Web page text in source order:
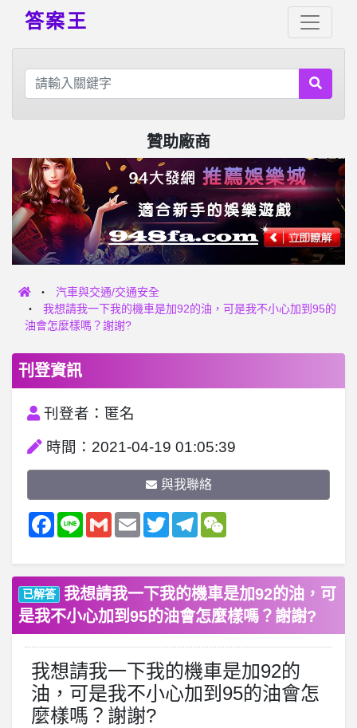
答案王
贊助廠商
汽車與交通/交通安全
我想請我一下我的機車是加92的油，可是我不小心加到95的
油會怎麼樣嗎？謝謝?
刊登資訊
刊登者：匿名
時間：2021-04-19 01:05:39
與我聯絡
Facebook
Line GmailEmail TwitterTelegramWeChat
已解答
我想請我一下我的機車是加92的油，可
是我不小心加到95的油會怎麼樣嗎？謝謝?
我想請我一下我的機車是加92的
油，可是我不小心加到95的油會怎
麼樣嗎？謝謝?